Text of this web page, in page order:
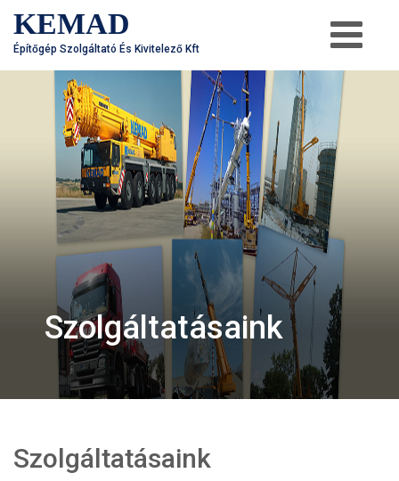
KEMAD
Építőgép Szolgáltató És Kivitelező Kft
Szolgáltatásaink
Szolgáltatásaink